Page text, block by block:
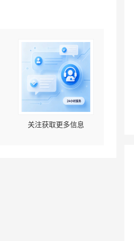
关注获取更多信息